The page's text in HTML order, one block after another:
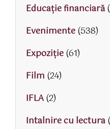
Educaţie financiară
Evenimente(538)
Expoziție(61)
Film (24)
IFLA(2)
Intalnire cu lectura